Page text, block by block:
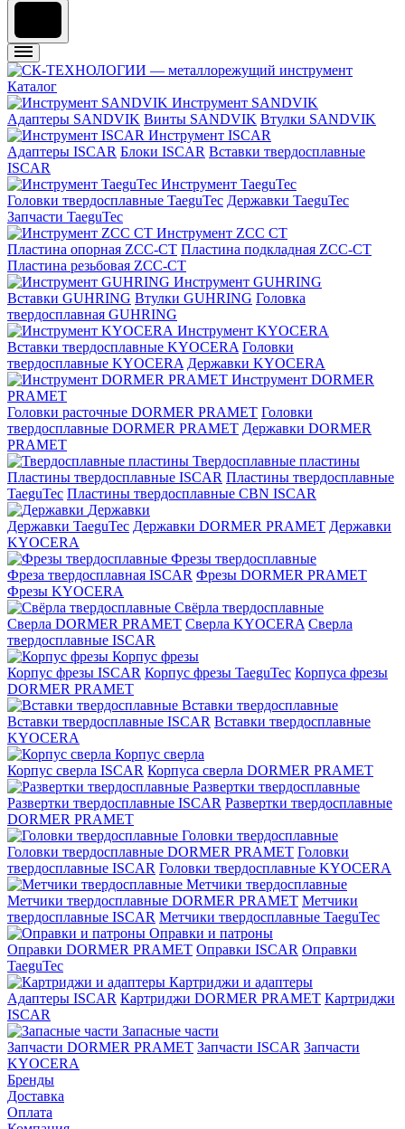
Каталог
Инструмент SANDVIK
Адаптеры SANDVIK Винты SANDVIK Втулки SANDVIK
Инструмент ISCAR
Адаптеры ISCAR Блоки ISCAR Вставки твердосплавные
ISCAR
Инструмент TaeguTec
Головки твердосплавные TaeguTec Державки TaeguTec
Запчасти TaeguTec
Инструмент ZCС CT
Пластина опорная ZCC-CT Пластина подкладная ZCC-CT
Пластина резьбовая ZCC-CT
Инструмент GUHRING
Вставки GUHRING Втулки GUHRING Головка
твердосплавная GUHRING
Инструмент KYOCERA
Вставки твердосплавные KYOCERA Головки
твердосплавные KYOCERA Державки KYOCERA
Инструмент DORMER
PRAMET
Головки расточные DORMER PRAMET Головки
твердосплавные DORMER PRAMET Державки DORMER
PRAMET
Твердосплавные пластины
Пластины твердосплавные ISCAR Пластины твердосплавные
TaeguTec Пластины твердосплавные CBN ISCAR
Державки
Державки TaeguTec Державки DORMER PRAMET Державки
KYOCERA
Фрезы твердосплавные
Фреза твердосплавная ISCAR Фрезы DORMER PRAMET
Фрезы KYOCERA
Свёрла твердосплавные
Сверла DORMER PRAMET Сверла KYOCERA Сверла
твердосплавные ISCAR
Корпус фрезы
Корпус фрезы ISCAR Корпус фрезы TaeguTec Корпуса фрезы
DORMER PRAMET
Вставки твердосплавные
Вставки твердосплавные ISCAR Вставки твердосплавные
KYOCERA
Корпус сверла
Корпус сверла ISCAR Корпуса сверла DORMER PRAMET
Развертки твердосплавные
Развертки твердосплавные ISCAR Развертки твердосплавные
DORMER PRAMET
Головки твердосплавные
Головки твердосплавные DORMER PRAMET Головки
твердосплавные ISCAR Головки твердосплавные KYOCERA
Метчики твердосплавные
Метчики твердосплавные DORMER PRAMET Метчики
твердосплавные ISCAR Метчики твердосплавные TaeguTec
Оправки и патроны
Оправки DORMER PRAMET Оправки ISCAR Оправки
TaeguTec
Картриджи и адаптеры
Адаптеры ISCAR Картриджи DORMER PRAMET Картриджи
ISCAR
Запасные части
Запчасти DORMER PRAMET Запчасти ISCAR Запчасти
KYOCERA
Бренды
Доставка
Оплата